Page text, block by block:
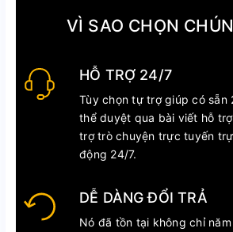
VÌ SAO CHỌN
HỖ TRỢ 24/7
Tùy chọn tự trợ giúp có sẵn
thể duyệt qua bài viết hỗ
trợ trò chuyện trực tuyến
động 24/7.
DỄ DÀNG ĐỔI TRẢ
Nó đã tồn tại không chỉ